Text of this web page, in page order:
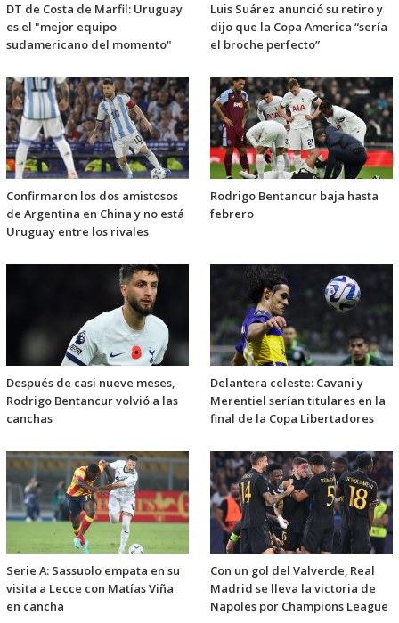
DT de Costa de Marfil: Uruguay
es el "mejor equipo
sudamericano del momento"
Luis Suárez anunció su retiro y
dijo que la Copa America “sería
el broche perfecto”
Confirmaron los dos amistosos
de Argentina en China y no está
Uruguay entre los rivales
Rodrigo Bentancur baja hasta
febrero
Después de casi nueve meses,
Rodrigo Bentancur volvió a las
canchas
Delantera celeste: Cavani y
Merentiel serían titulares en la
final de la Copa Libertadores
Serie A: Sassuolo empata en su
visita a Lecce con Matías Viña
en cancha
Con un gol del Valverde, Real
Madrid se lleva la victoria de
Napoles por Champions League